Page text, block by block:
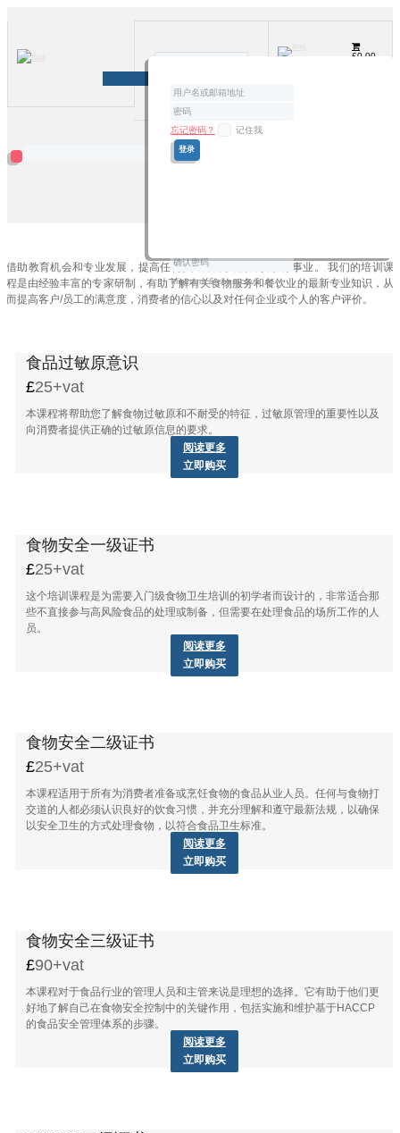
£0.00
I agree with Terms & Conditions
Minimum 6 characters
忘记密码？ 记住我
借助教育机会和专业发展，提高任何员工或个人的餐饮服务事业。 我们的培训课
程是由经验丰富的专家研制，有助了解有关食物服务和餐饮业的最新专业知识，从
而提高客户/员工的满意度，消费者的信心以及对任何企业或个人的客户评价。
食品过敏原意识
25+vat
本课程将帮助您了解食物过敏原和不耐受的特征，过敏原管理的重要性以及
向消费者提供正确的过敏原信息的要求。
阅读更多
立即购买
食物安全一级证书
25+vat
这个培训课程是为需要入门级食物卫生培训的初学者而设计的，非常适合那
些不直接参与高风险食品的处理或制备，但需要在处理食品的场所工作的人
员。
阅读更多
立即购买
食物安全二级证书
25+vat
本课程适用于所有为消费者准备或烹饪食物的食品从业人员。任何与食物打
交道的人都必须认识良好的饮食习惯，并充分理解和遵守最新法规，以确保
以安全卫生的方式处理食物，以符合食品卫生标准。
阅读更多
立即购买
食物安全三级证书
90+vat
本课程对于食品行业的管理人员和主管来说是理想的选择。它有助于他们更
好地了解自己在食物安全控制中的关键作用，包括实施和维护基于HACCP
的食品安全管理体系的步骤。
阅读更多
立即购买